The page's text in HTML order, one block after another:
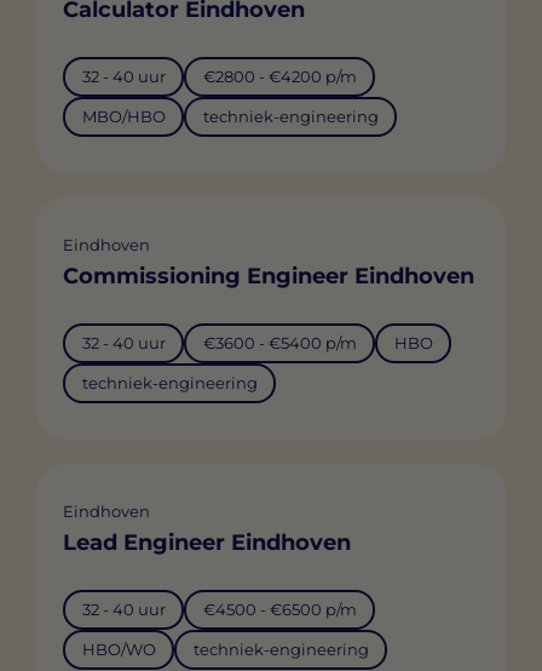
Calculator Eindhoven
32 - 40 uur €2800 - €4200 p/m
MBO/HBO techniek-engineering
Eindhoven
Commissioning Engineer Eindhoven
32 - 40 uur €3600 - €5400 p/m HBO
techniek-engineering
Eindhoven
Lead Engineer Eindhoven
32 - 40 uur €4500 - €6500 p/m
HBO/WO techniek-engineering